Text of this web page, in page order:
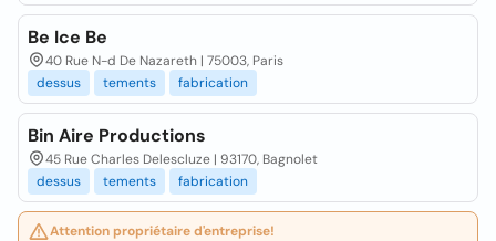
Be Ice Be
40 Rue N-d De Nazareth | 75003, Paris
dessus
tements fabrication
Bin Aire Productions
45 Rue Charles Delescluze | 93170, Bagnolet
dessus
tements fabrication
Attention propriétaire d'entreprise!